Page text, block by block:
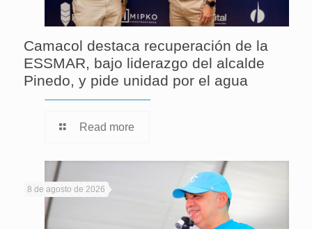
Camacol destaca recuperación de la
ESSMAR, bajo liderazgo del alcalde
Pinedo, y pide unidad por el agua
Read more
8 de agosto de 2026